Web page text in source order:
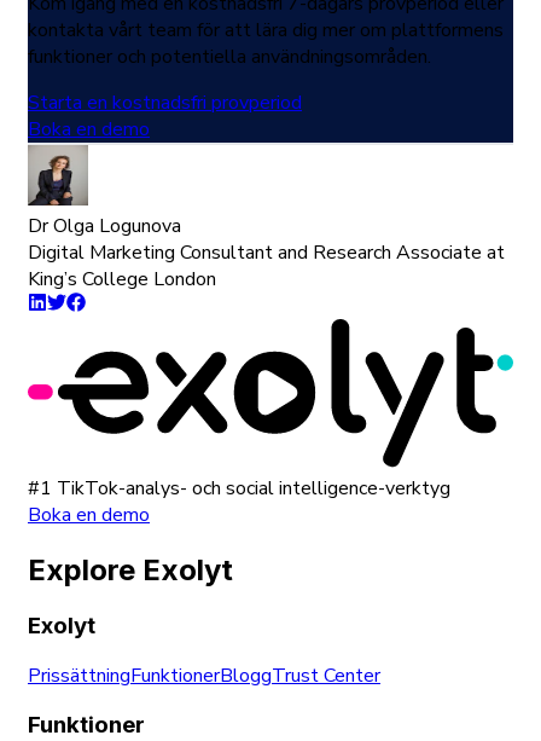
kontakta vårt team för att lära dig mer om plattformens
funktioner och potentiella användningsområden.
Starta en kostnadsfri provperiod
Boka en demo
Dr Olga Logunova
Digital Marketing Consultant and Research Associate at
King’s College London
#1 TikTok-analys- och social intelligence-verktyg
Boka en demo
Explore Exolyt
Exolyt
PrissättningFunktionerBloggTrust Center
Funktioner